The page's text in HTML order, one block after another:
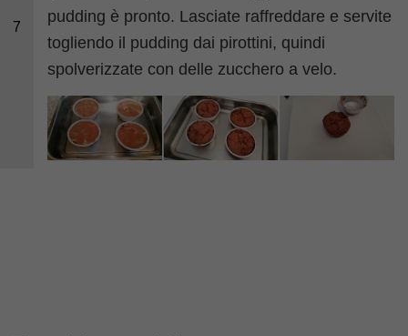
7
pudding è pronto. Lasciate raffreddare e servite
togliendo il pudding dai pirottini, quindi
spolverizzate con delle zucchero a velo.